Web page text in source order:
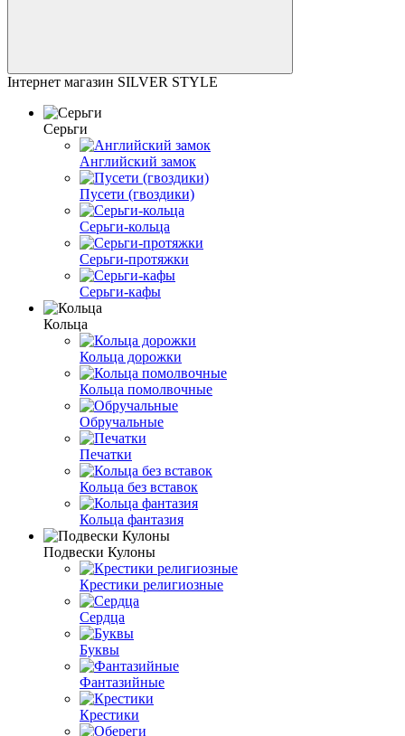
Інтернет магазин SILVER STYLE
Серьги
Английский замок
Пусети (гвоздики)
Серьги-кольца
Серьги-протяжки
Серьги-кафы
Кольца
Кольца дорожки
Кольца помолвочные
Обручальные
Печатки
Кольца без вставок
Кольца фантазия
Подвески Кулоны
Крестики религиозные
Сердца
Буквы
Фантазийные
Крестики